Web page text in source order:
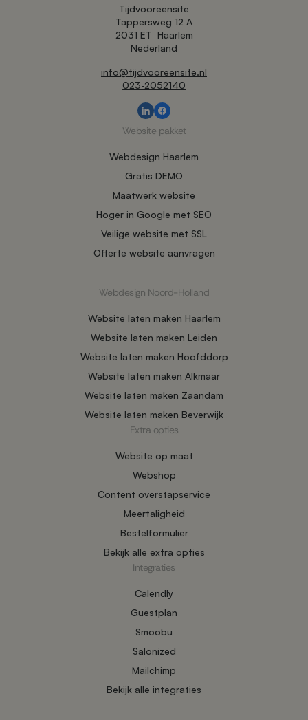
Tijdvooreensite
Tappersweg 12 A
2031 ET Haarlem
Nederland
info@tijdvooreensite.nl
023-2052140
Website pakket
Webdesign Haarlem
Gratis DEMO
Maatwerk website
Hoger in Google met SEO
Veilige website met SSL
Offerte website aanvragen
Webdesign Noord-Holland
Website laten maken Haarlem
Website laten maken Leiden
Website laten maken Hoofddorp
Website laten maken Alkmaar
Website laten maken Zaandam
Website laten maken Beverwijk
Extra opties
Website op maat
Webshop
Content overstapservice
Meertaligheid
Bestelformulier
Bekijk alle extra opties
Integraties
Calendly
Guestplan
Smoobu
Salonized
Mailchimp
Bekijk alle integraties